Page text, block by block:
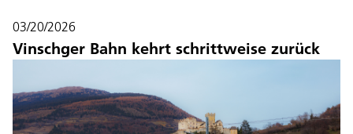
03/20/2026
Vinschger Bahn kehrt schrittweise zurück